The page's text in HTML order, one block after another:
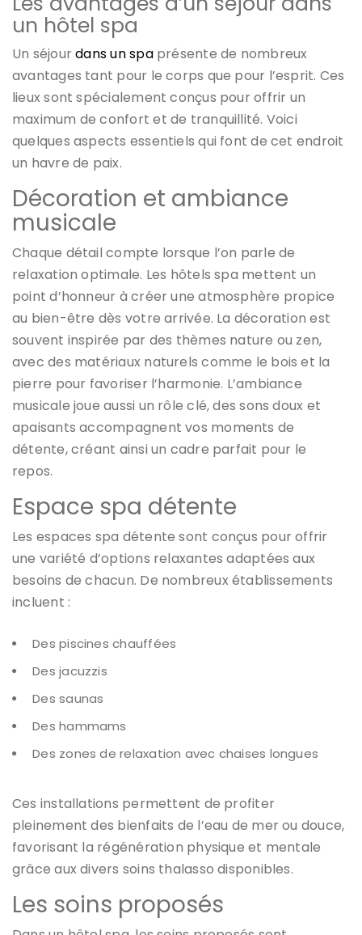
un hôtel spa
Un séjourdans un spaprésente de nombreux
avantages tant pour le corps que pour l’esprit. Ces
lieux sont spécialement conçus pour offrir un
maximum de confort et de tranquillité. Voici
quelques aspects essentiels qui font de cet endroit
un havre de paix.
Décoration et ambiance
musicale
Chaque détail compte lorsque l’on parle de
relaxation optimale. Les hôtels spa mettent un
point d’honneur à créer une atmosphère propice
au bien-être dès votre arrivée. La décoration est
souvent inspirée par des thèmes nature ou zen,
avec des matériaux naturels comme le bois et la
pierre pour favoriser l’harmonie. L’ambiance
musicale joue aussi un rôle clé, des sons doux et
apaisants accompagnent vos moments de
détente, créant ainsi un cadre parfait pour le
repos.
Espace spa détente
Les espaces spa détente sont conçus pour offrir
une variété d’options relaxantes adaptées aux
besoins de chacun. De nombreux établissements
incluent :
Des piscines chauffées
Des jacuzzis
Des saunas
Des hammams
Des zones de relaxation avec chaises longues
Ces installations permettent de profiter
pleinement des bienfaits de l’eau de mer ou douce,
favorisant la régénération physique et mentale
grâce aux divers soins thalasso disponibles.
Les soins proposés